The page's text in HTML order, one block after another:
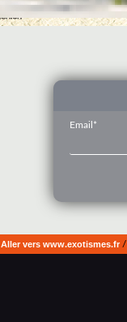
Email*
Aller vers www.exotismes.fr/